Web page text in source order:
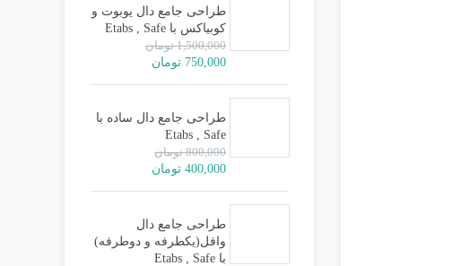
بود.
طراحی جامع دال یوبوت و
کوبیاکس با Etabs , Safe
1,500,000 تومان
قیمت
بود.
750,000 تومانقیمت
طراحی جامع دال ساده با
Etabs , Safe
800,000 تومان
قیمت
بود.
400,000 تومانقیمت
طراحی جامع دال
وافل(یکطرفه و دوطرفه)
با Etabs , Safe